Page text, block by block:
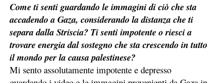
Come ti senti guardando le immagini di ciò che sta
accadendo a Gaza, considerando la distanza che ti
separa dalla Striscia? Ti senti impotente o riesci a
trovare energia dal sostegno che sta crescendo in tutto
il mondo per la causa palestinese?
Mi sento assolutamente impotente e depresso